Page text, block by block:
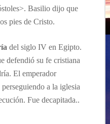
>. Basilio dijo que
pies de Cristo.
del siglo IV en Egipto.
defendió su fe cristiana
El emperador
a la iglesia
Fue decapitada..